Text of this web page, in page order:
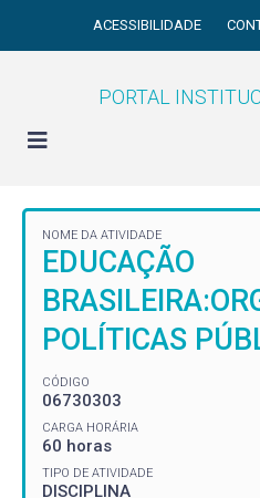
ACESSIBILIDADE
PORTAL
NOME DA ATIVIDADE
EDUCAÇÃO
POLÍTICAS
CÓDIGO
06730303
CARGA HORÁRIA
60 horas
TIPO DE ATIVIDADE
DISCIPLINA